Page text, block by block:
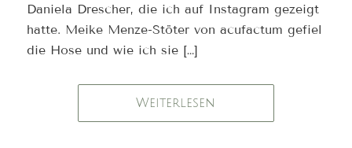
Daniela Drescher, die ich auf Instagram gezeigt
hatte. Meike Menze-Stöter von acufactum gefiel
die Hose und wie ich sie […]
Weiterlesen